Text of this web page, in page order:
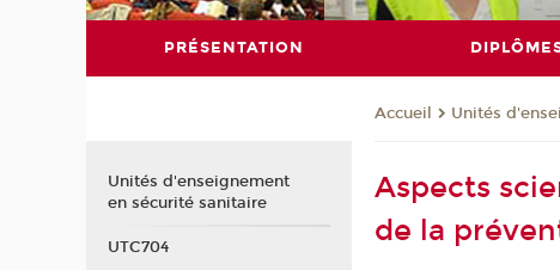
PRÉSENTATION
Accueil Unités
Aspects
de la
Unités d'enseignement
en sécurité sanitaire
UTC704